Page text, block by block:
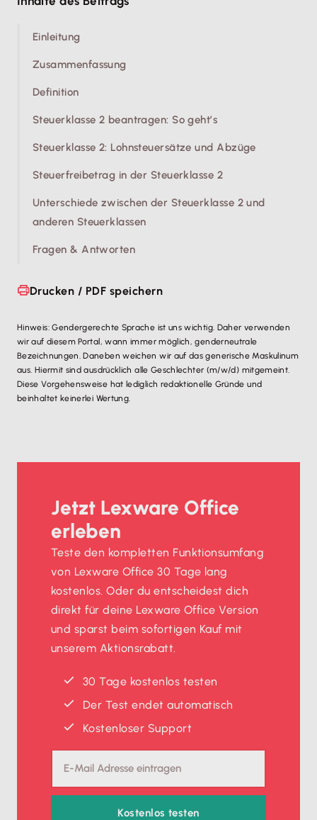
Lohnsteuerermäßigung).
Einleitung
Zusammenfassung
Definition
Steuerklasse 2 beantragen: So geht’s
Steuerklasse 2: Lohnsteuersätze und Abzüge
Steuerfreibetrag in der Steuerklasse 2
Unterschiede zwischen der Steuerklasse 2 und
anderen Steuerklassen
Fragen & Antworten
Drucken / PDF speichern
Hinweis: Gendergerechte Sprache ist uns wichtig. Daher verwenden
wir auf diesem Portal, wann immer möglich, genderneutrale
Bezeichnungen. Daneben weichen wir auf das generische Maskulinum
aus. Hiermit sind ausdrücklich alle Geschlechter (m/w/d) mitgemeint.
Diese Vorgehensweise hat lediglich redaktionelle Gründe und
beinhaltet keinerlei Wertung.
Jetzt Lexware Office
erleben
Teste den kompletten Funktionsumfang
von Lexware Office 30 Tage lang
kostenlos. Oder du entscheidest dich
direkt für deine Lexware Office Version
und sparst beim sofortigen Kauf mit
unserem Aktionsrabatt.
30 Tage kostenlos testen
Der Test endet automatisch
Kostenloser Support
Kostenlos testen